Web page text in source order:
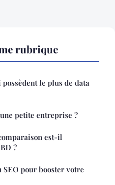
rubrique
le plus de data
petite entreprise ?
est-il
?
SEO pour booster votre